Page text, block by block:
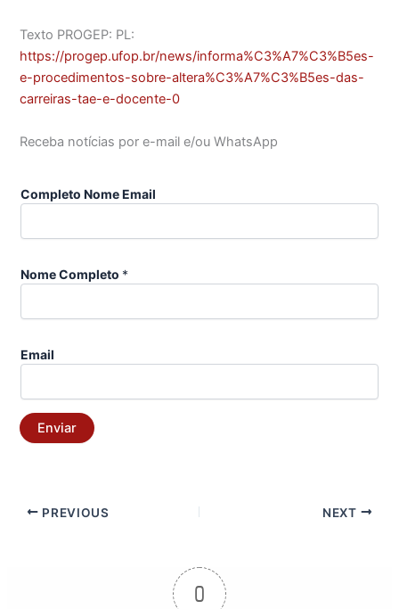
Texto PROGEP: PL:
https://progep.ufop.br/news/informa%C3%A7%C3%B5es-
e-procedimentos-sobre-altera%C3%A7%C3%B5es-das-
carreiras-tae-e-docente-0
Receba notícias por e-mail e/ou WhatsApp
Completo Nome Email
Nome Completo *
Email
Enviar
PREVIOUS NEXT
0